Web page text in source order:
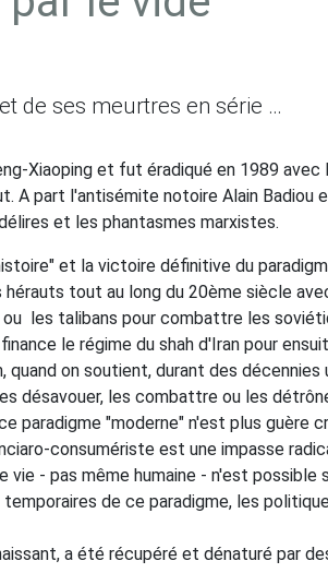
de ses meurtres en série …
Xiaoping et fut éradiqué en 1989 avec
A part l'antisémite notoire Alain Badiou
et les phantasmes marxistes.
et la victoire définitive du
tout au long du 20ème siècle
ou les talibans pour combattre les
le régime du shah d'Iran pour
on soutient, durant des décennies
désavouer, les combattre ou les
paradigme "moderne" n'est plus guère
consumériste est une impasse
- pas même humaine - n'est
de ce paradigme, les
a été récupéré et dénaturé par